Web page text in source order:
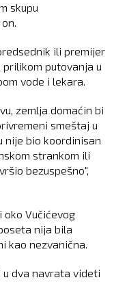
skupu
ili premijer
putovanja u
vode i lekara.
zemlja domaćin bi
smeštaj u
nije bio koordinisan
strankom ili
bezuspešno",
oko Vučićevog
nija bila
kao nezvanična.
u dva navrata videti